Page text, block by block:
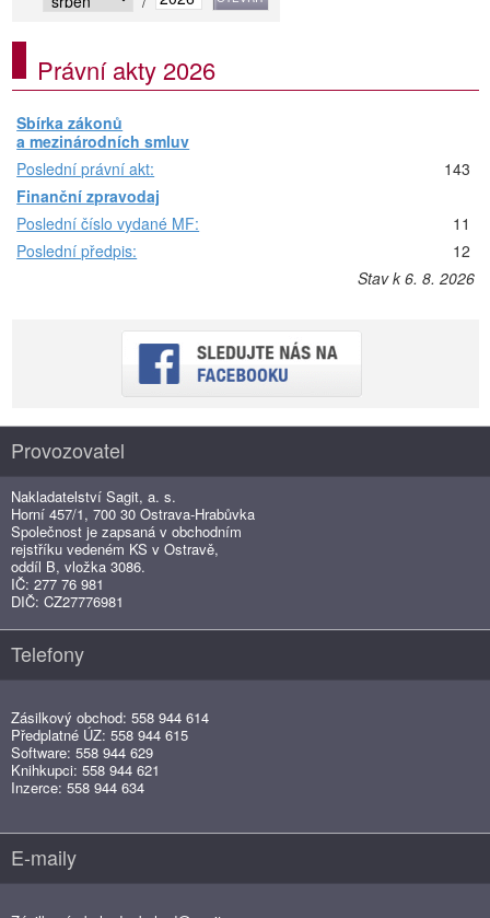
Právní akty 2026
Sbírka zákonů
a mezinárodních smluv
Poslední právní akt:
143
Finanční zpravodaj
Poslední číslo vydané MF:
11
Poslední předpis:
12
Stav k 6. 8. 2026
Provozovatel
Nakladatelství Sagit, a. s.
Horní 457/1, 700 30 Ostrava-Hrabůvka
Společnost je zapsaná v obchodním
rejstříku vedeném KS v Ostravě,
oddíl B, vložka 3086.
IČ: 277 76 981
DIČ: CZ27776981
Telefony
Zásilkový obchod: 558 944 614
Předplatné ÚZ: 558 944 615
Software: 558 944 629
Knihkupci: 558 944 621
Inzerce: 558 944 634
E-maily